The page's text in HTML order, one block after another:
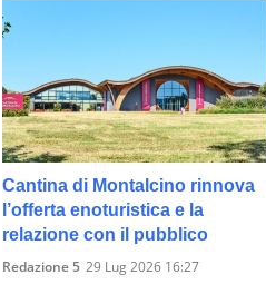
Cantina di Montalcino rinnova
l’offerta enoturistica e la
relazione con il pubblico
Redazione 5 29 Lug 2026 16:27